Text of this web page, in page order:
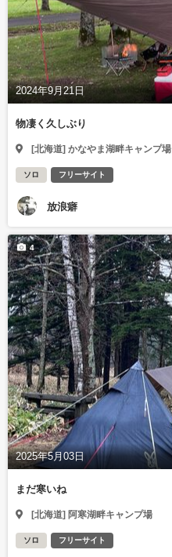
2024年9月21日
物凄く久しぶり
[北海道] かなやま湖畔キャンプ場
ソロ フリーサイト
放浪癖
2025年5月03日
4
まだ寒いね
[北海道] 阿寒湖畔キャンプ場
ソロ フリーサイト